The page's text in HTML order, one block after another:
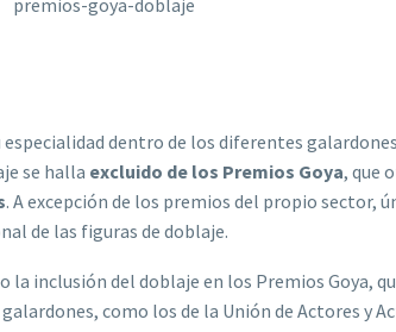
especialidad dentro de los diferentes
se halla excluido de los Premios Goya, que
. A excepción de los premios del propio sector,
de las figuras de doblaje.
inclusión del doblaje en los Premios Goya,
como los de la Unión de Actores y